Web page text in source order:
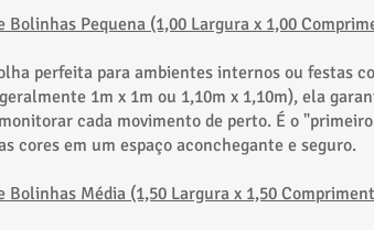
Bolinhas Pequena (1,00 Largura x 1,00
perfeita para ambientes internos ou festas
1m x 1m ou 1,10m x 1,10m), ela
cada movimento de perto. É o
cores em um espaço aconchegante e seguro.
Bolinhas Média (1,50 Largura x 1,50